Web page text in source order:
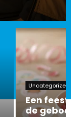
Uncategorized
Een
de